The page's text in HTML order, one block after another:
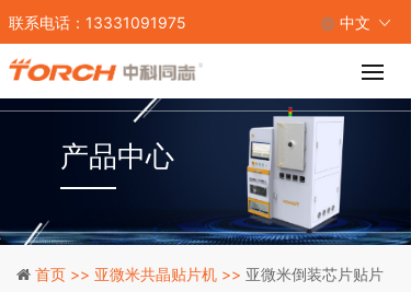
联系电话：13331091975 中文
产品中心
首页 >> 亚微米共晶贴片机 >> 亚微米倒装芯片贴片